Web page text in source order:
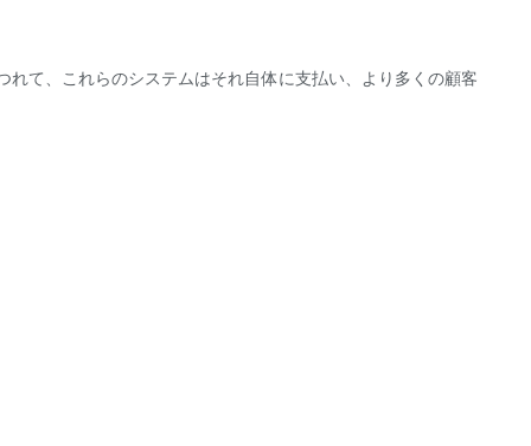
て、これらのシステムはそれ自体に支払い、より多くの顧客